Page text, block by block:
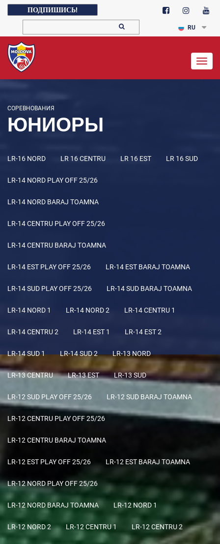
ПОДПИШИСЬ!
RU
СОРЕВНОВАНИЯ
ЮНИОРЫ
LR-16 NORD LR 16 CENTRU LR 16 EST LR 16 SUD
LR-14 NORD PLAY OFF 25/26
LR-14 NORD BARAJ TOAMNA
LR-14 CENTRU PLAY OFF 25/26
LR-14 CENTRU BARAJ TOAMNA
LR-14 EST PLAY OFF 25/26 LR-14 EST BARAJ TOAMNA
LR-14 SUD PLAY OFF 25/26 LR-14 SUD BARAJ TOAMNA
LR-14 NORD 1 LR-14 NORD 2 LR-14 CENTRU 1
LR-14 CENTRU 2 LR-14 EST 1 LR-14 EST 2
LR-14 SUD 1 LR-14 SUD 2 LR-13 NORD
LR-13 CENTRU LR-13 EST LR-13 SUD
LR-12 SUD PLAY OFF 25/26 LR-12 SUD BARAJ TOAMNA
LR-12 CENTRU PLAY OFF 25/26
LR-12 CENTRU BARAJ TOAMNA
LR-12 EST PLAY OFF 25/26 LR-12 EST BARAJ TOAMNA
LR-12 NORD PLAY OFF 25/26
LR-12 NORD BARAJ TOAMNA LR-12 NORD 1
LR-12 NORD 2 LR-12 CENTRU 1 LR-12 CENTRU 2